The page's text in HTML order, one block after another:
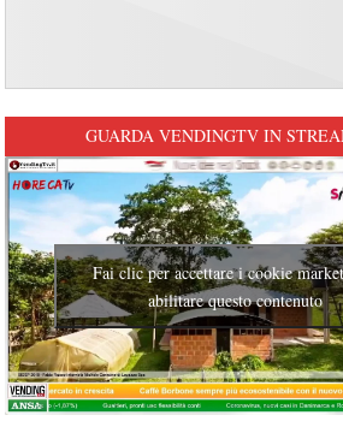
GUARDA VENDINGTV IN
Fai clic per accettare i cookie
abilitare questo contenuto